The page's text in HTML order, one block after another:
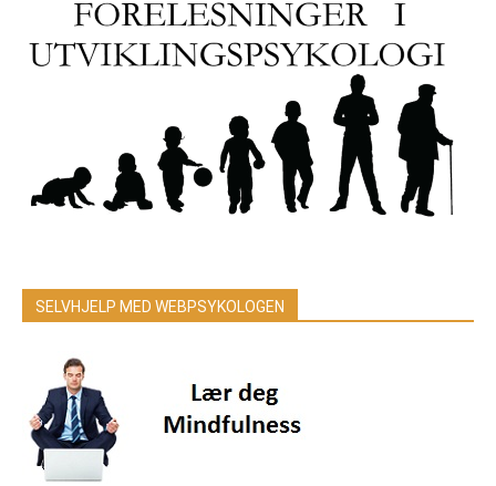
SELVHJELP MED WEBPSYKOLOGEN